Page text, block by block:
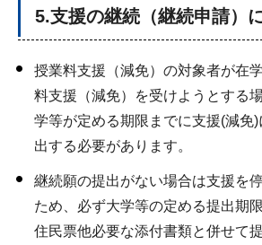
5.支援の継続（継続申請）
授業料支援（減免）の対象者が在
料支援（減免）を受けようとする
学等が定める期限までに支援(減免
出する必要があります。
継続願の提出がない場合は支援を
ため、必ず大学等の定める提出期
住民票他必要な添付書類と併せて